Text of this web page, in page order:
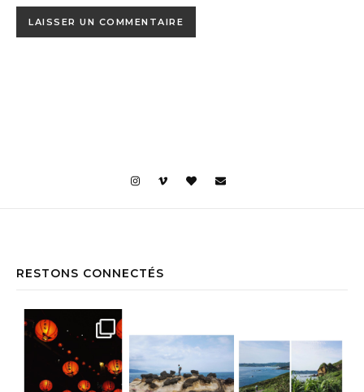
RESTONS CONNECTÉS